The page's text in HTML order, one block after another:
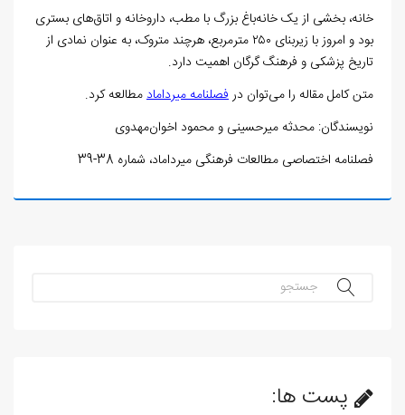
خانه، بخشی از یک خانه‌باغ بزرگ با مطب، داروخانه و اتاق‌های بستری
بود و امروز با زیربنای ۲۵۰ مترمربع، هرچند متروک، به عنوان نمادی از
تاریخ پزشکی و فرهنگ گرگان اهمیت دارد.
متن کامل مقاله را می‌توان درفصلنامه میردامادمطالعه کرد.
نویسندگان: محدثه میرحسینی و محمود اخوان‌مهدوی
فصلنامه اختصاصی مطالعات فرهنگی میرداماد، شماره 38-39
جستجو...
پست ها: